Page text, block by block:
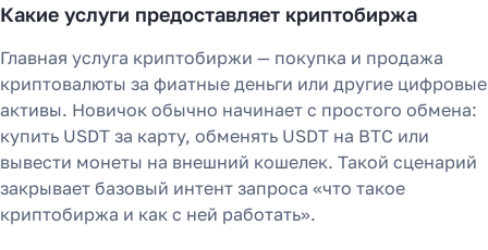
Какие услуги предоставляет криптобиржа
Главная услуга криптобиржи — покупка и продажа
криптовалюты за фиатные деньги или другие цифровые
активы. Новичок обычно начинает с простого обмена:
купить USDT за карту, обменять USDT на BTC или
вывести монеты на внешний кошелек. Такой сценарий
закрывает базовый интент запроса «что такое
криптобиржа и как с ней работать».